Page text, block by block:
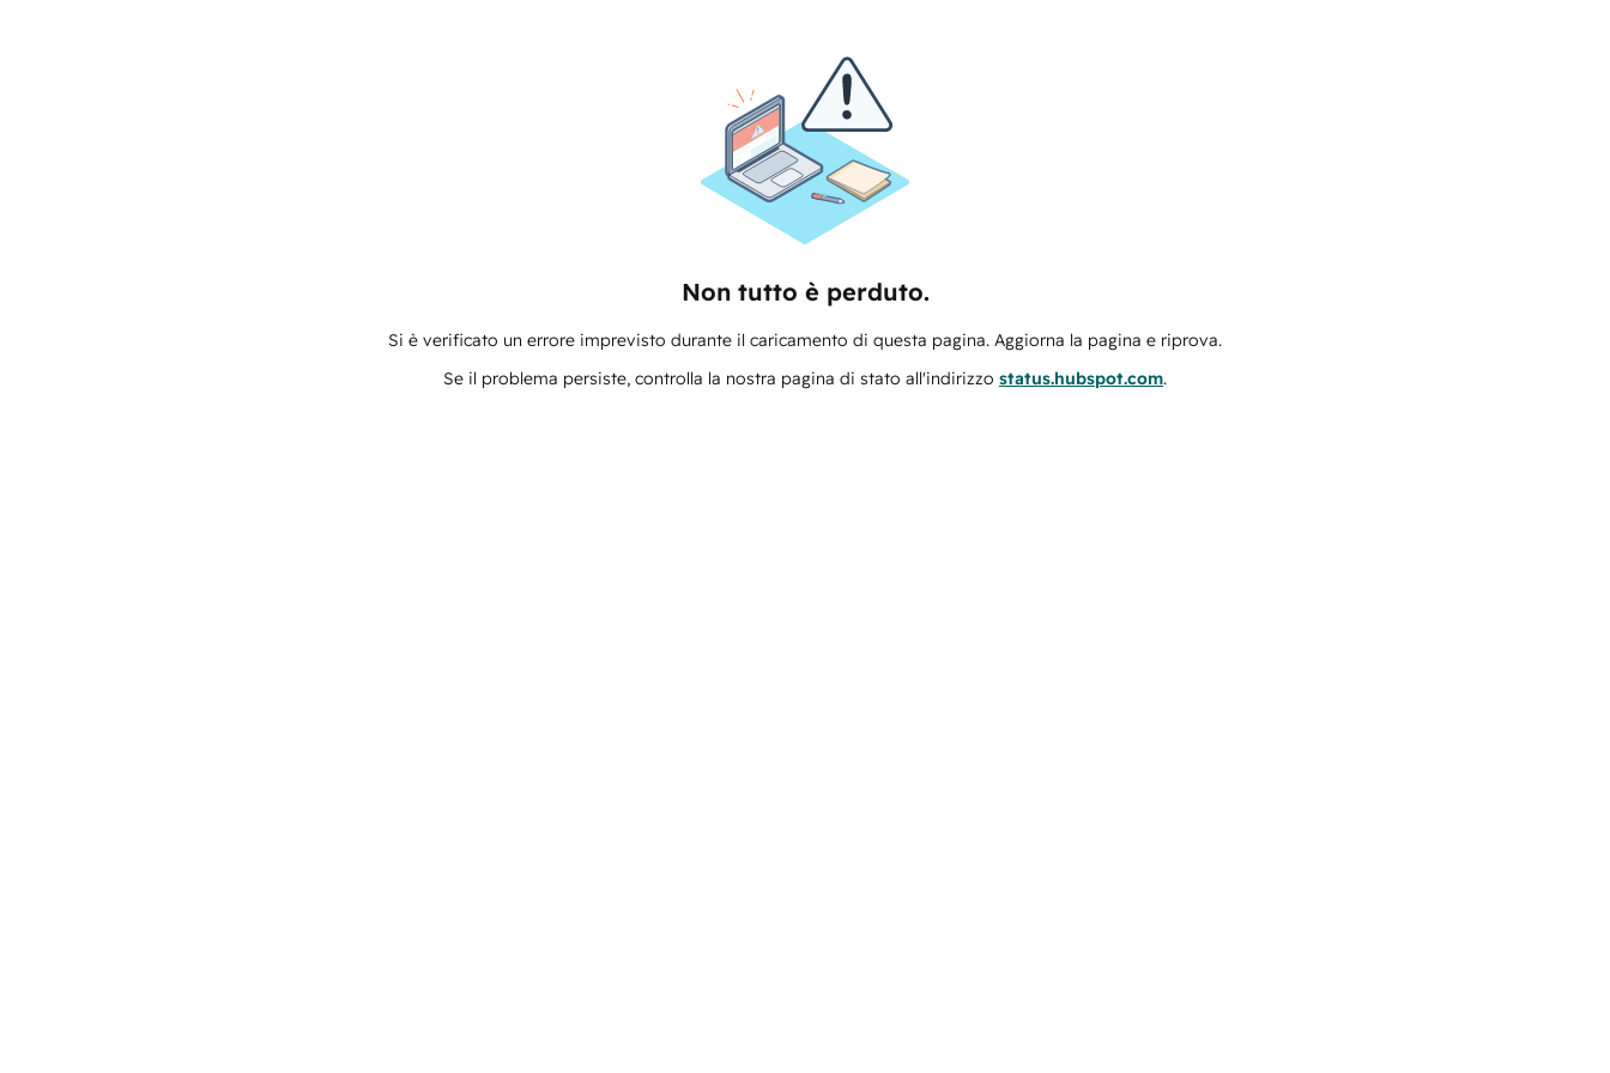
Non tutto è perduto.
Si è verificato un errore imprevisto durante il caricamento di questa pagina. Aggiorna la pagina e riprova.
Se il problema persiste, controlla la nostra pagina di stato all'indirizzo status.hubspot.com.